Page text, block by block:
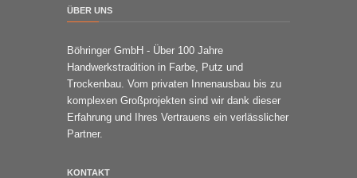
ÜBER UNS
Böhringer GmbH - Über 100 Jahre
Handwerkstradition in Farbe, Putz und
Trockenbau. Vom privaten Innenausbau bis zu
komplexen Großprojekten sind wir dank dieser
Erfahrung und Ihres Vertrauens ein verlässlicher
Partner.
KONTAKT